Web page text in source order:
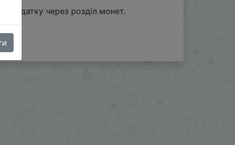
додатку через розділ монет.